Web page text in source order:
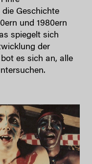
Geschichte
und 1980ern
spiegelt sich
der
es sich an, alle